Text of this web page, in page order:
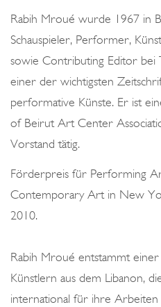
Rabih Mroué wurde 1967 in
Schauspieler, Performer,
sowie Contributing Editor bei
einer der wichtigsten
performative Künste. Er ist
of Beirut Art Center
Vorstand tätig.
Förderpreis für Performing
Contemporary Art in New
2010.
Rabih Mroué entstammt
Künstlern aus dem Libanon,
international für ihre